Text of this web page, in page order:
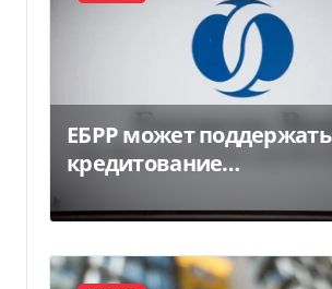
ЕБРР может поддержать
кредитование
300 млн евро — Delo.ua